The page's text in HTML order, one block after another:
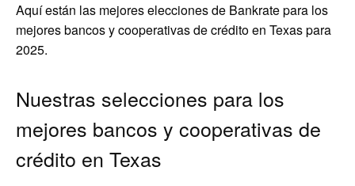
Aquí están las mejores elecciones de Bankrate para los
mejores bancos y cooperativas de crédito en Texas para
2025.
Nuestras selecciones para los
mejores bancos y cooperativas de
crédito en Texas